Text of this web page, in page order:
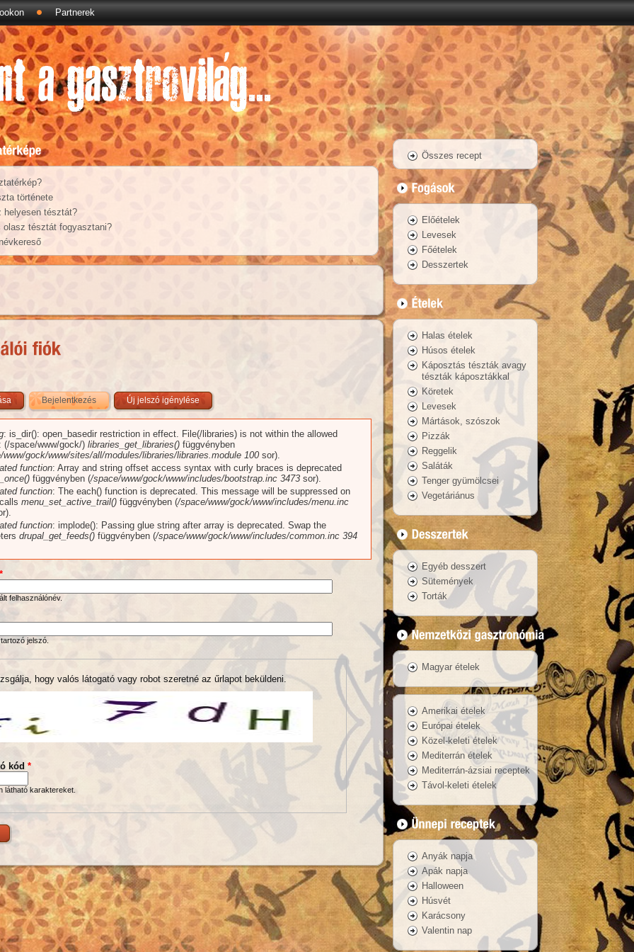
Partnerek
története
helyesen tésztát?
olasz tésztát fogyasztani?
Bejelentkezés(aktív fül)Új jelszó igénylése
: is_dir(): open_basedir restriction in effect. File(/libraries) is not within the allowed
(/space/www/gock/) libraries_get_libraries() függvényben
www/gock/www/sites/all/modules/libraries/libraries.module 100 sor).
function: Array and string offset access syntax with curly braces is deprecated
függvényben (/space/www/gock/www/includes/bootstrap.inc 3473 sor).
function: The each() function is deprecated. This message will be suppressed on
menu_set_active_trail() függvényben (/space/www/gock/www/includes/menu.inc
function: implode(): Passing glue string after array is deprecated. Swap the
drupal_get_feeds() függvényben (/space/www/gock/www/includes/common.inc 394
*
felhasználónév.
jelszó.
hogy valós látogató vagy robot szeretné az űrlapot beküldeni.
kód *
látható karaktereket.
Összes recept
Előételek
Levesek
Főételek
Desszertek
Halas ételek
Húsos ételek
Káposztás tészták avagy
tészták káposztákkal
Köretek
Levesek
Mártások, szószok
Pizzák
Reggelik
Saláták
Tenger gyümölcsei
Vegetáriánus
Egyéb desszert
Sütemények
Torták
Magyar ételek
Amerikai ételek
Európai ételek
Közel-keleti ételek
Mediterrán ételek
Mediterrán-ázsiai receptek
Távol-keleti ételek
Anyák napja
Apák napja
Halloween
Húsvét
Karácsony
Valentin nap